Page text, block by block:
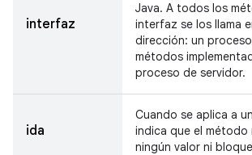
interfaz
Java. A todos los
interfaz se los llama
dirección: un
métodos
proceso de servidor.
ida
Cuando se aplica a
indica que el método
ningún valor ni